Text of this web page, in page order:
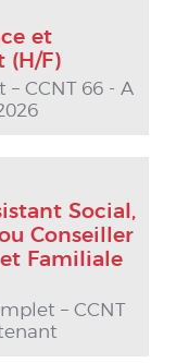
et
(H/F)
CCNT 66 - A
Social,
Conseiller
Familiale
– CCNT